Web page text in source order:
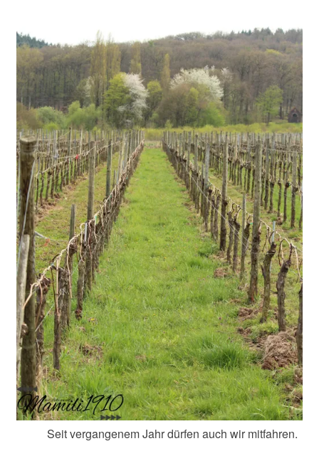
Seit vergangenem Jahr dürfen auch wir mitfahren.